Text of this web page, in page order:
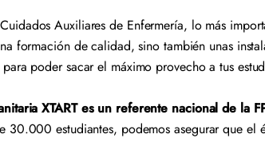
Auxiliares de Enfermería, lo más
formación de calidad, sino también unas
poder sacar el máximo provecho a tus
XTART es un referente nacional de la
30.000 estudiantes, podemos asegurar que el